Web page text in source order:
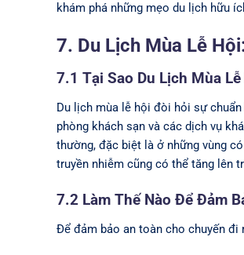
khám phá những mẹo du lịch hữu
7. Du Lịch Mùa Lễ
7.1 Tại Sao Du Lịch Mùa
Du lịch mùa lễ hội đòi hỏi sự
phòng khách sạn và các dịch vụ
thường, đặc biệt là ở những vùng
truyền nhiễm cũng có thể tăng lên
7.2 Làm Thế Nào Để Đảm
Để đảm bảo an toàn cho chuyến đi